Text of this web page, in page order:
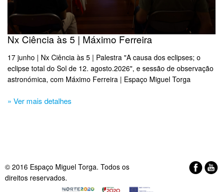
Nx Ciência às 5 | Máximo Ferreira
17 junho | Nx Ciência às 5 | Palestra "A causa dos eclipses; o
eclipse total do Sol de 12. agosto.2026", e sessão de observação
astronómica, com Máximo Ferreira | Espaço Miguel Torga​
» Ver mais detalhes
© 2016 Espaço Miguel Torga. Todos os
direitos reservados.